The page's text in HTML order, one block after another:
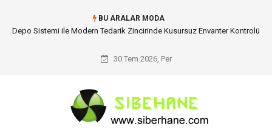
BU ARALAR MODA
Depo Sistemi ile Modern Tedarik Zincirinde Kusursuz Envanter Kontrolü
30 Tem 2026, Per